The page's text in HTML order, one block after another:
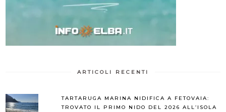
ARTICOLI RECENTI
TARTARUGA MARINA NIDIFICA A FETOVAIA:
TROVATO IL PRIMO NIDO DEL 2026 ALL’ISOLA